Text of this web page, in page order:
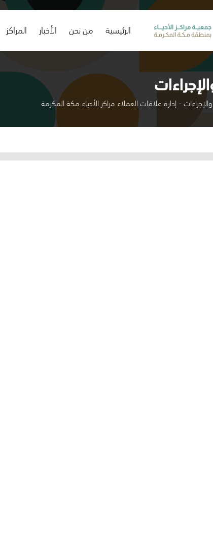
الرئيسية
(current) من نحن الأخبار المراكز
- إدارة علاقات العملاء مراكز الأحياء مكة المكرمة